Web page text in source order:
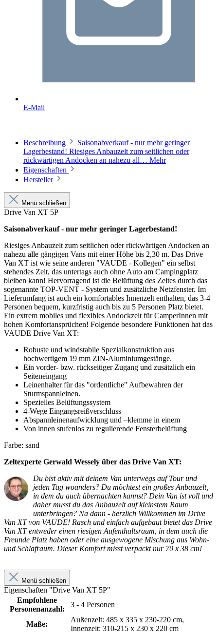
E-Mail
Beschreibung
Saisonabverkauf - nur mehr geringer
Lagerbestand! Riesiges Anbauzelt zum seitlichen oder
rückwärtigen Andocken an nahezu all… Mehr
Eigenschaften
Hersteller
Menü schließen
Drive Van XT 5P
Saisonabverkauf - nur mehr geringer Lagerbestand!
Riesiges Anbauzelt zum seitlichen oder rückwärtigen Andocken an
nahezu alle gängigen Vans mit einer Höhe bis 2,30 m. Das Drive
Van XT ist wie seine anderen "VAUDE - Kollegen" ein selbst
stehendes Zelt, das untertags auch ohne Auto am Campingplatz
bleiben kann! Hervorragend ist die Belüftung des Zeltes durch das
sogenannte TOP-VENT - System und zusätzliche Netzfenster. Im
Lieferumfang ist auch ein komfortables Innenzelt enthalten, das 3-4
Personen bequem, kurzfristig auch bis zu 5 Personen Platz bietet.
Ein extrem mobiles und flexibles Andockzelt für CamperInnen mit
hohen Komfortansprüchen! Folgende besondere Funktionen hat das
VAUDE Drive Van XT:
Robuste und windstabile Spezialkonstruktion aus
hochwertigem 19 mm ZIN-Aluminiumgestänge.
Ein vorder- bzw. rückseitiger Zugang und zusätzlich ein
Seiteneingang
Leinenhalter für das "ordentliche" Aufbewahren der
Sturmspannleinen.
Spezielles Belüftungssystem
4-Wege Eingangsreißverschluss
Abspannleinenaufwicklung und –klemme in einem
Von innen stufenlos zu regulierende Fensterbelüftung
Farbe: sand
Zeltexperte Gerwald Wessely über das Drive Van XT:
Du bist aktiv mit deinem Van unterwegs auf Tour und
jeden Tag woanders? Du möchtest ein großes Anbauzelt,
in dem du auch übernachten kannst? Dein Van ist voll und
daher musst du das Anbauzelt auf kleinstem Raum
unterbringen? Na dann - herzlich Willkommen im Drive
Van XT von VAUDE! Rasch und einfach aufgebaut bietet das Drive
Van XT entweder einen riesigen Aufenthaltsraum, in dem auch die
Freunde Platz haben oder eine ausgewogene Mischung aus Wohn-
und Schlafraum. Dieser Komfort misst verpackt nur 70 x 38 cm!
Menü schließen
Eigenschaften "Drive Van XT 5P"
Empfohlene
Personenanzahl:
3 - 4 Personen
Maße:
Außenzelt: 485 x 335 x 230-220 cm,
Innenzelt: 310-215 x 230 x 220 cm